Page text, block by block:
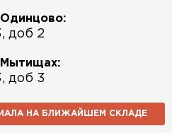
доб 2
Мытищах:
доб 3
НА БЛИЖАЙШЕМ СКЛАДЕ